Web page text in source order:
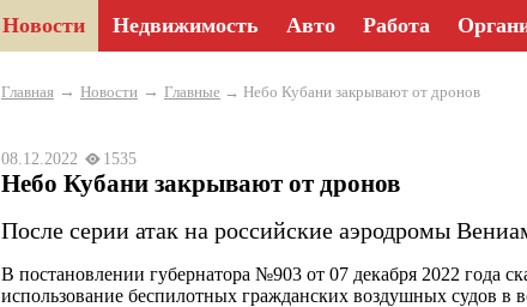
Новости Недвижимость Авто Работа
Главная → Новости → Главные → Небо Кубани закрывают от дронов
08.12.2022 1535
Небо Кубани закрывают от дронов
После серии атак на российские аэродромы
В постановлении губернатора №903 от 07 декабря 2022 года
использование беспилотных гражданских воздушных судов в